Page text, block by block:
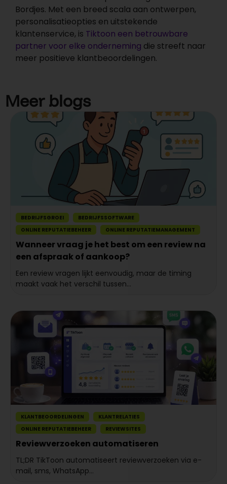
Bordjes. Met een breed scala aan ontwerpen,
personalisatieopties en uitstekende
klantenservice, is Tiktoon een betrouwbare
partner voor elke onderneming die streeft naar
meer positieve klantbeoordelingen.
Meer blogs
BEDRIJFSGROEI
BEDRIJFSSOFTWARE
ONLINE REPUTATIEBEHEER
ONLINE REPUTATIEMANAGEMENT
Wanneer vraag je het best om een review na
een afspraak of aankoop?
Een review vragen lijkt eenvoudig, maar de timing
maakt vaak het verschil tussen...
KLANTBEOORDELINGEN
KLANTRELATIES
ONLINE REPUTATIEBEHEER
REVIEWSITES
Reviewverzoeken automatiseren
TL;DR TikToon automatiseert reviewverzoeken via e-
mail, sms, WhatsApp...